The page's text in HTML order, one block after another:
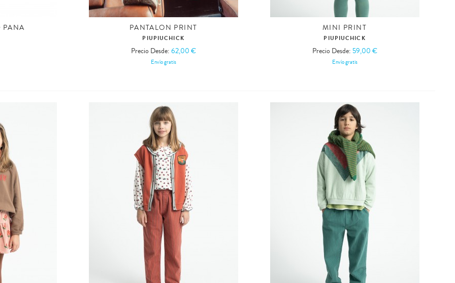
PANA PANTALON PRINT
PIUPIUCHICK
Precio Desde: 62,00 €
Envío gratis
MINI PRINT
PIUPIUCHICK
Precio Desde: 59,00 €
Envío gratis